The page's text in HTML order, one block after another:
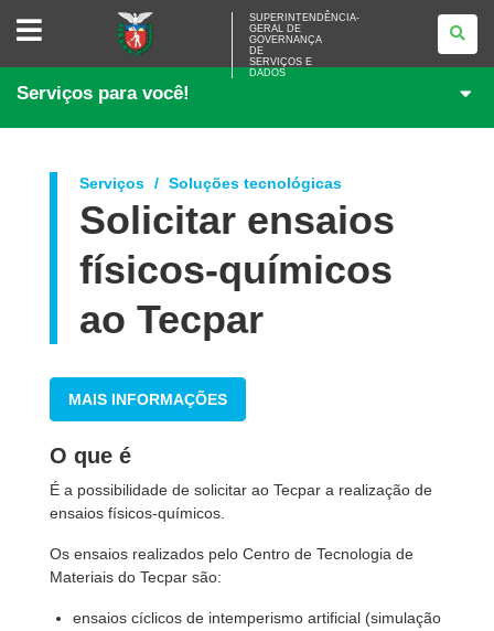
SUPERINTENDÊNCIA-
<BR>GOVERNANÇA
SERVIÇOS
DADOS
SUPERINTENDÊNCIA-
GERAL DE
GOVERNANÇA
DE
SERVIÇOS E
DADOS
Serviços para você!
Serviços Soluções tecnológicas
Solicitar ensaios
físicos-químicos
ao Tecpar
MAIS INFORMAÇÕES
O que é
É a possibilidade de solicitar ao Tecpar a realização de
ensaios físicos-químicos.
Os ensaios realizados pelo Centro de Tecnologia de
Materiais do Tecpar são:
ensaios cíclicos de intemperismo artificial (simulação